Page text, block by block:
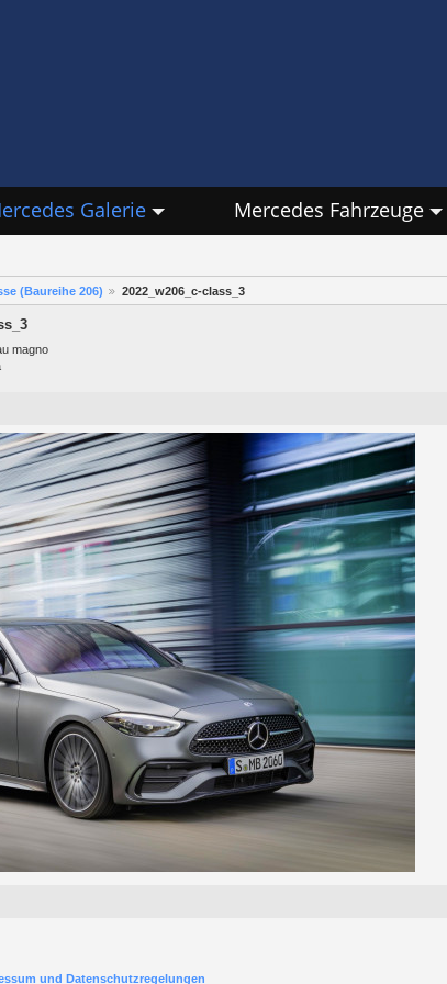
Galerie Mercedes Fahrzeuge
(Baureihe 206) 2022_w206_c-class_3
magno
und Datenschutzregelungen